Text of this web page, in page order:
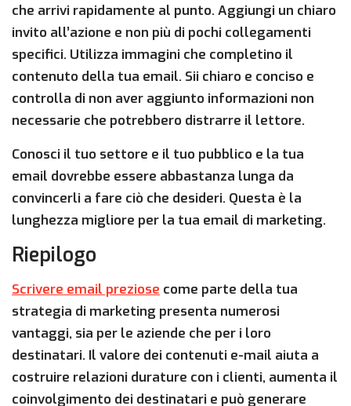
che arrivi rapidamente al punto. Aggiungi un chiaro
invito all’azione e non più di pochi collegamenti
specifici. Utilizza immagini che completino il
contenuto della tua email. Sii chiaro e conciso e
controlla di non aver aggiunto informazioni non
necessarie che potrebbero distrarre il lettore.
Conosci il tuo settore e il tuo pubblico e la tua
email dovrebbe essere abbastanza lunga da
convincerli a fare ciò che desideri. Questa è la
lunghezza migliore per la tua email di marketing.
Riepilogo
Scrivere email preziose come parte della tua
strategia di marketing presenta numerosi
vantaggi, sia per le aziende che per i loro
destinatari. Il valore dei contenuti e-mail aiuta a
costruire relazioni durature con i clienti, aumenta il
coinvolgimento dei destinatari e può generare